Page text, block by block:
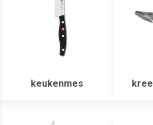
keukenmes